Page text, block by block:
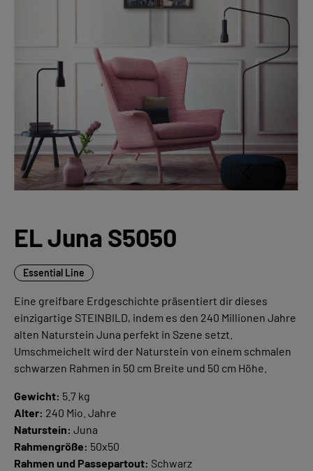
EL Juna S5050
Essential Line
Eine greifbare Erdgeschichte präsentiert dir dieses
einzigartige STEINBILD, indem es den 240 Millionen Jahre
alten Naturstein Juna perfekt in Szene setzt.
Umschmeichelt wird der Naturstein von einem schmalen
schwarzen Rahmen in 50 cm Breite und 50 cm Höhe.
Gewicht: 5.7 kg
Alter: 240 Mio. Jahre
Naturstein: Juna
Rahmengröße: 50x50
Rahmen und Passepartout: Schwarz